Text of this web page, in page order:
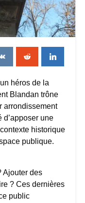
héros de la
Blandan trône
arrondissement
une
historique
publique.
Ajouter des
? Ces dernières
public